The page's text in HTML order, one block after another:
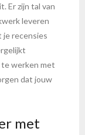
Er zijn tal van
leveren
je recensies
te werken met
dat jouw
met